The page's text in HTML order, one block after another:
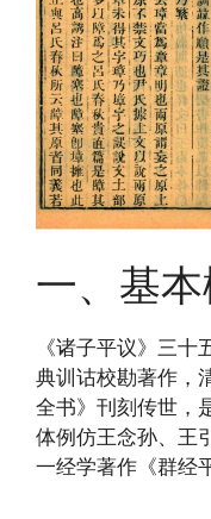
一、基
《诸子平议》三
典训诂校勘著作，
全书》刊刻传世，
体例仿王念孙、王
一经学著作《群经